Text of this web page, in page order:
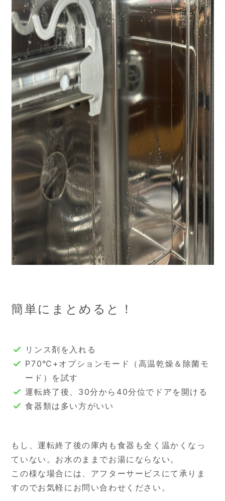
簡単にまとめると！
リンス剤を入れる
P70℃+オプションモード（高温乾燥＆除菌モ
ード）を試す
運転終了後、30分から40分位でドアを開ける
食器類は多い方がいい
もし、運転終了後の庫内も食器も全く温かくなっ
ていない。お水のままでお湯にならない。
この様な場合には、アフターサービスにて承りま
すのでお気軽にお問い合わせください。